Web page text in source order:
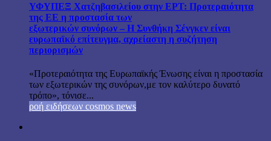
ΥΦΥΠΕΞ Χατζηβασιλείου στην ΕΡΤ: Προτεραιότητα
της ΕΕ η προστασία των
εξωτερικών συνόρων – Η Συνθήκη Σένγκεν είναι
ευρωπαϊκό επίτευγμα, αχρείαστη η συζήτηση
περιορισμών
«Προτεραιότητα της Ευρωπαϊκής Ένωσης είναι η προστασία
των εξωτερικών της συνόρων,με τον καλύτερο δυνατό
τρόπο», τόνισε...
ροή ειδήσεων cosmos news